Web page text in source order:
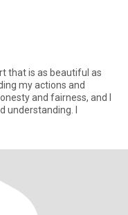
that is as beautiful as
my actions and
and fairness, and I
I